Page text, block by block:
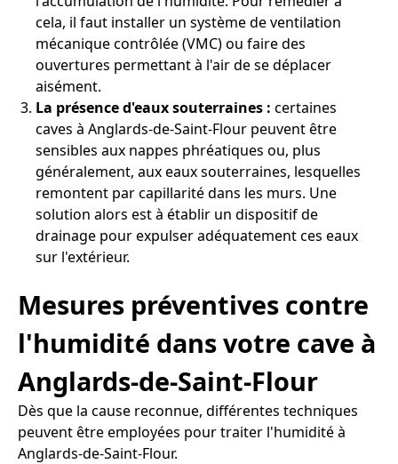
cela, il faut installer un système de ventilation
mécanique contrôlée (VMC) ou faire des
ouvertures permettant à l'air de se déplacer
aisément.
La présence d'eaux souterraines : certaines
caves à Anglards-de-Saint-Flour peuvent être
sensibles aux nappes phréatiques ou, plus
généralement, aux eaux souterraines, lesquelles
remontent par capillarité dans les murs. Une
solution alors est à établir un dispositif de
drainage pour expulser adéquatement ces eaux
sur l'extérieur.
Mesures préventives contre
l'humidité dans votre cave à
Anglards-de-Saint-Flour
Dès que la cause reconnue, différentes techniques
peuvent être employées pour traiter l'humidité à
Anglards-de-Saint-Flour.